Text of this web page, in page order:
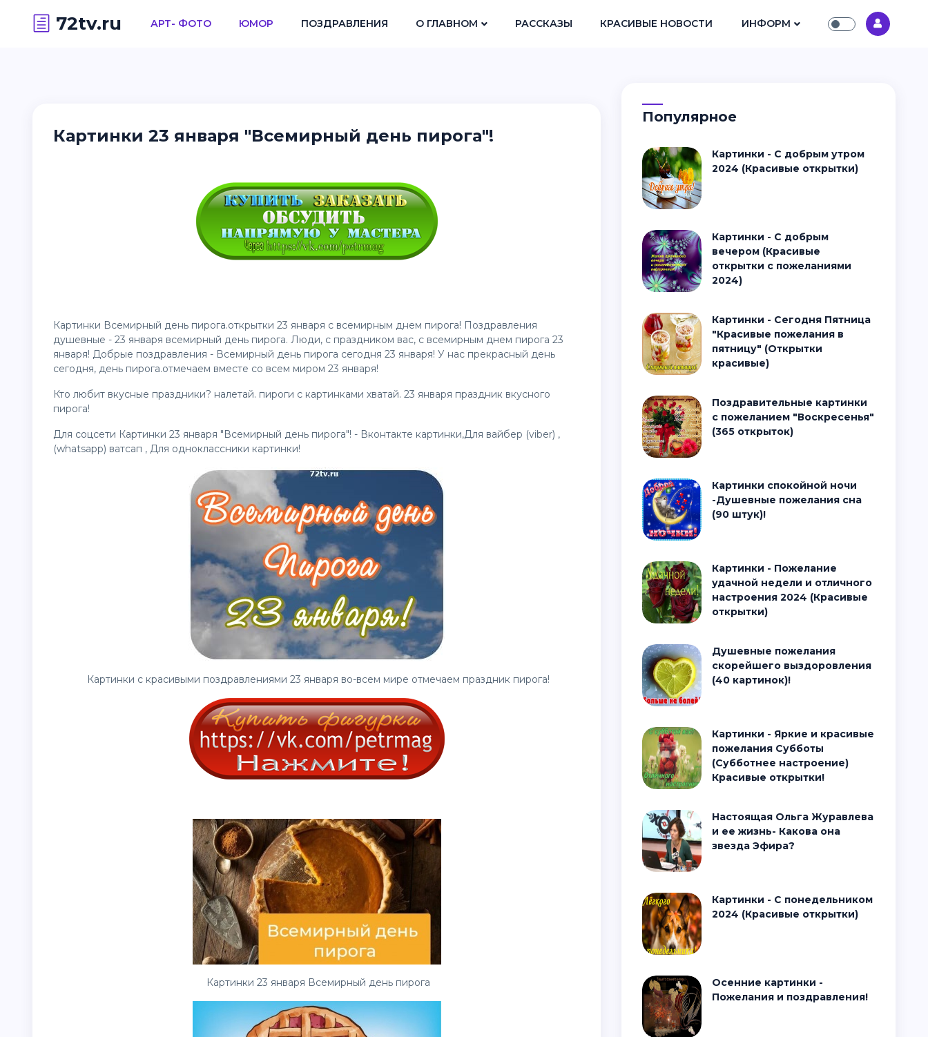
72tv.ru АРТ- ФОТО ЮМОР ПОЗДРАВЛЕНИЯ О ГЛАВНОМ РАССКАЗЫ КРАСИВЫЕ НОВОСТИ ИНФОРМ
Картинки 23 января "Всемирный день пирога"!
Картинки Всемирный день пирога.открытки 23 января с всемирным днем пирога! Поздравления
душевные - 23 января всемирный день пирога. Люди, с праздником вас, с всемирным днем пирога 23
января! Добрые поздравления - Всемирный день пирога сегодня 23 января! У нас прекрасный день
сегодня, день пирога.отмечаем вместе со всем миром 23 января!
Кто любит вкусные праздники? налетай. пироги с картинками хватай. 23 января праздник вкусного
пирога!
Для соцсети Картинки 23 января "Всемирный день пирога"! - Вконтакте картинки,Для вайбер (viber) ,
(whatsapp) ватсап , Для одноклассники картинки!
Картинки с красивыми поздравлениями 23 января во-всем мире отмечаем праздник пирога!
Картинки 23 января Всемирный день пирога
Популярное
Картинки - С добрым утром
2024 (Красивые открытки)
Картинки - С добрым
вечером (Красивые
открытки с пожеланиями
2024)
Картинки - Сегодня Пятница
"Красивые пожелания в
пятницу" (Открытки
красивые)
Поздравительные картинки
с пожеланием "Воскресенья"
(365 открыток)
Картинки спокойной ночи
-Душевные пожелания сна
(90 штук)!
Картинки - Пожелание
удачной недели и отличного
настроения 2024 (Красивые
открытки)
Душевные пожелания
скорейшего выздоровления
(40 картинок)!
Картинки - Яркие и красивые
пожелания Субботы
(Субботнее настроение)
Красивые открытки!
Настоящая Ольга Журавлева
и ее жизнь- Какова она
звезда Эфира?
Картинки - С понедельником
2024 (Красивые открытки)
Осенние картинки -
Пожелания и поздравления!